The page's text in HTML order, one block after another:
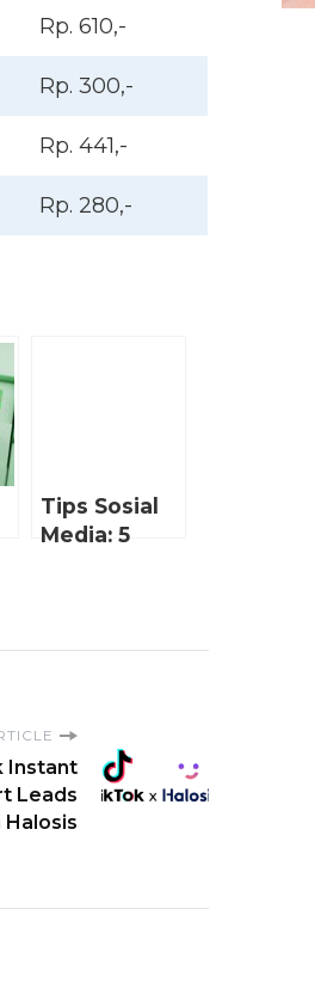
Rp. 610,-
Rp. 300,-
Rp. 441,-
Rp. 280,-
Tips Sosial
Media: 5
dengan
yang Keren.
Instant
Leads